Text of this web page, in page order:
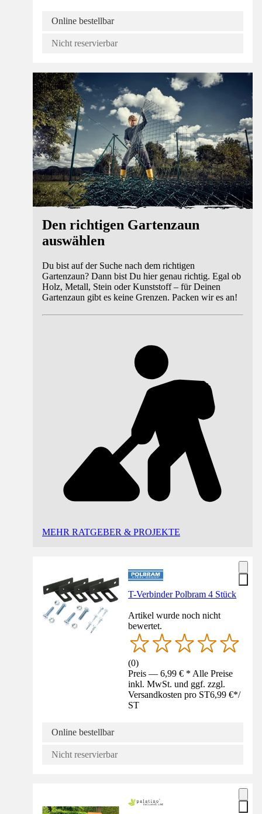
Online bestellbar
Nicht reservierbar
Ratgeber
Den richtigen Gartenzaun
auswählen
Du bist auf der Suche nach dem richtigen
Gartenzaun? Dann bist Du hier genau richtig. Egal ob
Holz, Metall, Stein oder Kunststoff – für Deinen
Gartenzaun gibt es keine Grenzen. Packen wir es an!
MEHR RATGEBER & PROJEKTE
T-Verbinder Polbram 4 Stück
Artikel wurde noch nicht
bewertet.
(0)
Preis — 6,99 € * Alle Preise
inkl. MwSt. und ggf. zzgl.
Versandkosten pro ST6,99 €*/
ST
Online bestellbar
Nicht reservierbar